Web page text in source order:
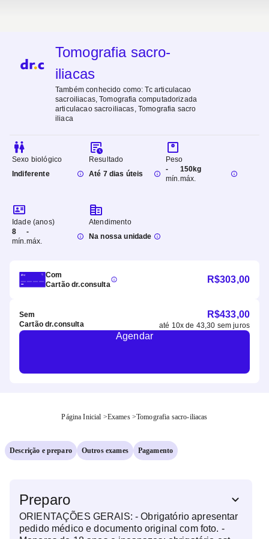
Tomografia sacro-
iliacas
Também conhecido como:Tc articulacao
sacroiliacas, Tomografia computadorizada
articulacao sacroiliacas, Tomografia sacro
iliaca
Sexo biológico
Indiferente
Resultado
Até 7 dias úteis
Peso
-
mín.
150kg
máx.
Idade (anos)
8
mín.
-
máx.
Atendimento
Na nossa unidade
Com
Cartão dr.consulta
R$303,00
Sem
Cartão dr.consulta
R$433,00
até 10x de 43,30 sem juros
Agendar
Página Inicial >Exames >Tomografia sacro-iliacas
Descrição e preparo Outros exames Pagamento
Preparo
ORIENTAÇÕES GERAIS: - Obrigatório apresentar
pedido médico e documento original com foto. -